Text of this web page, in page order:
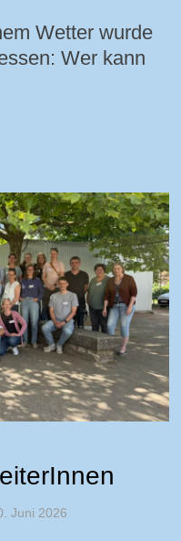
Wetter wurde
Wer kann
Juni 2026